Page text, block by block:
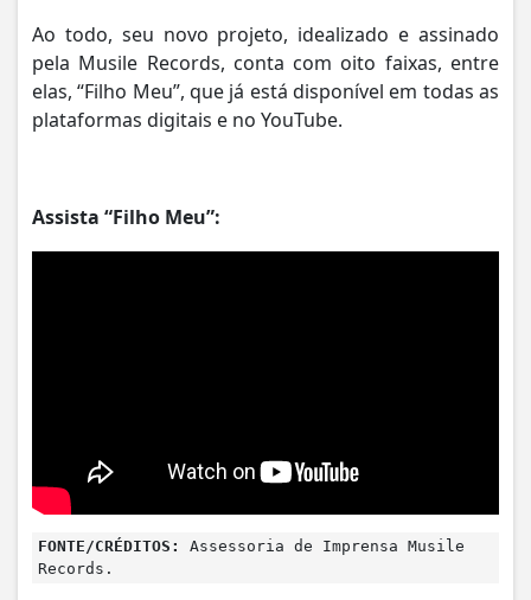
Ao todo, seu novo projeto, idealizado e assinado
pela Musile Records, conta com oito faixas, entre
elas, “Filho Meu”, que já está disponível em todas as
plataformas digitais e no YouTube.
Assista “Filho Meu”:
FONTE/CRÉDITOS:
Assessoria de Imprensa Musile
Records.